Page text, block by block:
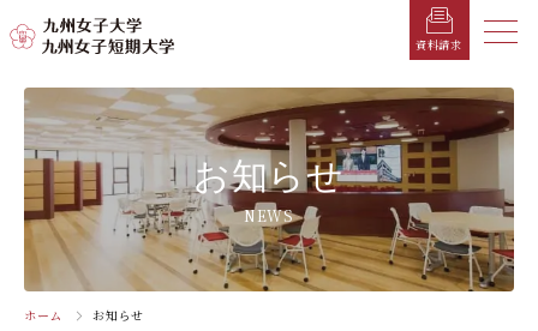
資料請求 メニ
メ
ニ
ュ
ー
を
閉
じ
る
受験生の方へ
在学生の方へ
卒業生の方へ
保護者の方へ
総合案内
学長メッセージ
キャンパスマップ・施設紹介
教育理念・学則
学部・学科
九州女子大学
家政学部
学部・学科
九州女子短期大学
子ども健康学科
学生生活
キャンパスカレンダー
学納金
奨学金
就職情報
就職活動年間スケジュール
就職対策講座・ガイダンス
就職・キャリア支援
入試情報
入学試験要項・提出書類
入試日程・科目
出願方法
交通アクセス
お知らせ
NEWS
ホーム お知らせ